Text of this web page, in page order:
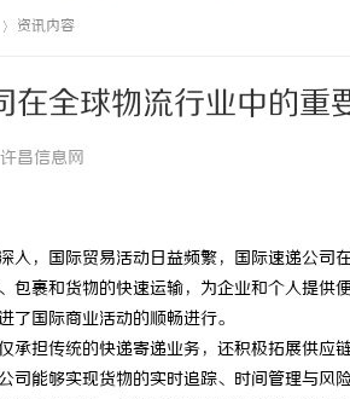
资讯内容
在全球物流行业中的重
昌信息网
入，国际贸易活动日益频繁，国际速递公
包裹和货物的快速运输，为企业和个人提
了国际商业活动的顺畅进行。
承担传统的快递寄递业务，还积极拓展供
司能够实现货物的实时追踪、时间管理与